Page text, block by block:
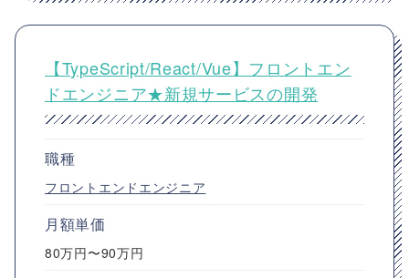
【TypeScript/React/Vue】フロントエン
ドエンジニア★新規サービスの開発
職種
フロントエンドエンジニア
月額単価
80万円〜90万円